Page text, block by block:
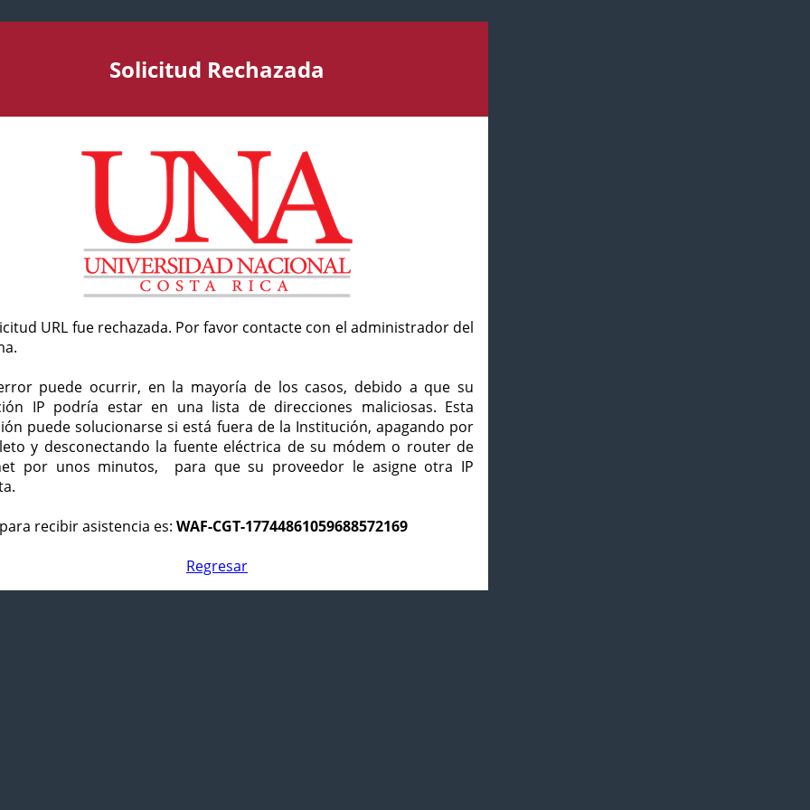
Solicitud Rechazada
URL fue rechazada. Por favor contacte con el administrador del
puede ocurrir, en la mayoría de los casos, debido a que su
IP podría estar en una lista de direcciones maliciosas. Esta
puede solucionarse si está fuera de la Institución, apagando por
y desconectando la fuente eléctrica de su módem o router de
por unos minutos, para que su proveedor le asigne otra IP
recibir asistencia es: WAF-CGT-17744861059688572169
Regresar